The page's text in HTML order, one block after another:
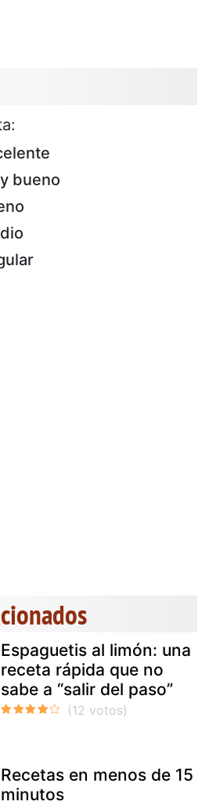
bueno
Espaguetis al limón: una
receta rápida que no
sabe a “salir del paso”
Recetas en menos de 15
minutos